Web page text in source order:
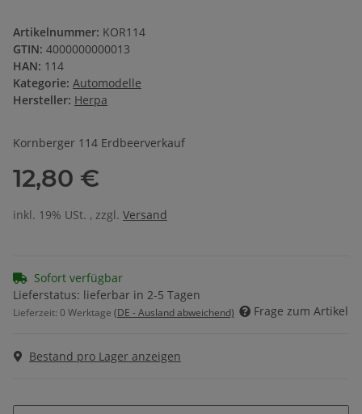
Artikelnummer: KOR114
GTIN: 4000000000013
HAN: 114
Kategorie: Automodelle
Hersteller: Herpa
Kornberger 114 Erdbeerverkauf
12,80 €
inkl. 19% USt. , zzgl. Versand
Sofort verfügbar
Lieferstatus: lieferbar in 2-5 Tagen
Lieferzeit: 0 Werktage (DE - Ausland abweichend) Frage zum Artikel
Bestand pro Lager anzeigen